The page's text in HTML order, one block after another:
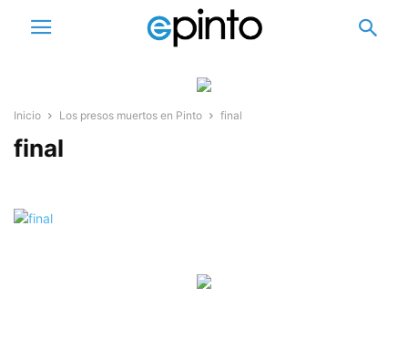
Inicio Los presos muertos en Pinto final
final